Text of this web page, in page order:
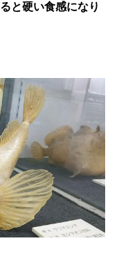
と硬い食感になり